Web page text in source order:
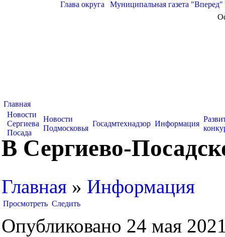
Глава округа Муниципальная газета "Вперед"
Главная
Новости
Сергиева
Посада
Новости
Подмосковья
Госадмтехнадзор Информация
В Сергиево-
Главная » Информация
Просмотреть Следить
Опубликовано 24 мая